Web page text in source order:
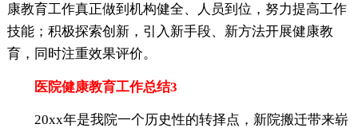
康教育工作真正做到机构健全、人员到位，努力提高工作
技能；积极探索创新，引入新手段、新方法开展健康教
育，同时注重效果评价。
医院健康教育工作总结3
20xx年是我院一个历史性的转择点，新院搬迁带来崭